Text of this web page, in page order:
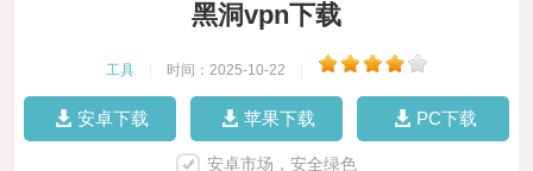
黑洞vpn下载
工具 时间：2025-10-22
安卓下载 苹果下载 PC下载
安卓市场，安全绿色